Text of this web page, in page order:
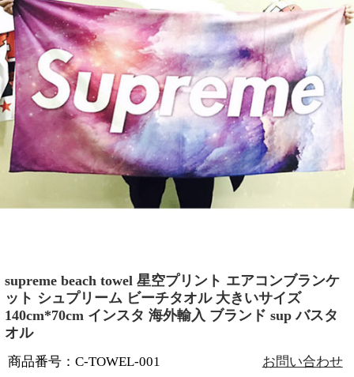
supreme beach towel 星空プリント エアコンブランケ
ット シュプリーム ビーチタオル 大きいサイズ
140cm*70cm インスタ 海外輸入 ブランド sup バスタ
オル
商品番号：C-TOWEL-001 お問い合わせ